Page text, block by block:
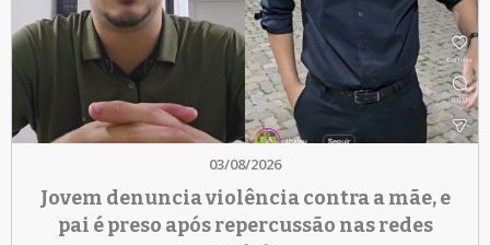
03/08/2026
Jovem denuncia violência contra a mãe, e
pai é preso após repercussão nas redes